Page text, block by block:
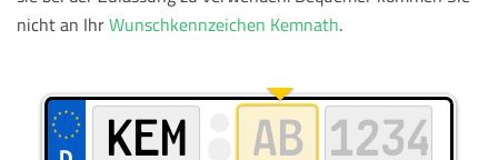
nicht an IhrWunschkennzeichen Kemnath.